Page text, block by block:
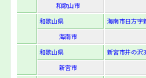
和歌山市
和歌山県
海南市日方字
海南市
和歌山県
新宮市井の沢
新宮市